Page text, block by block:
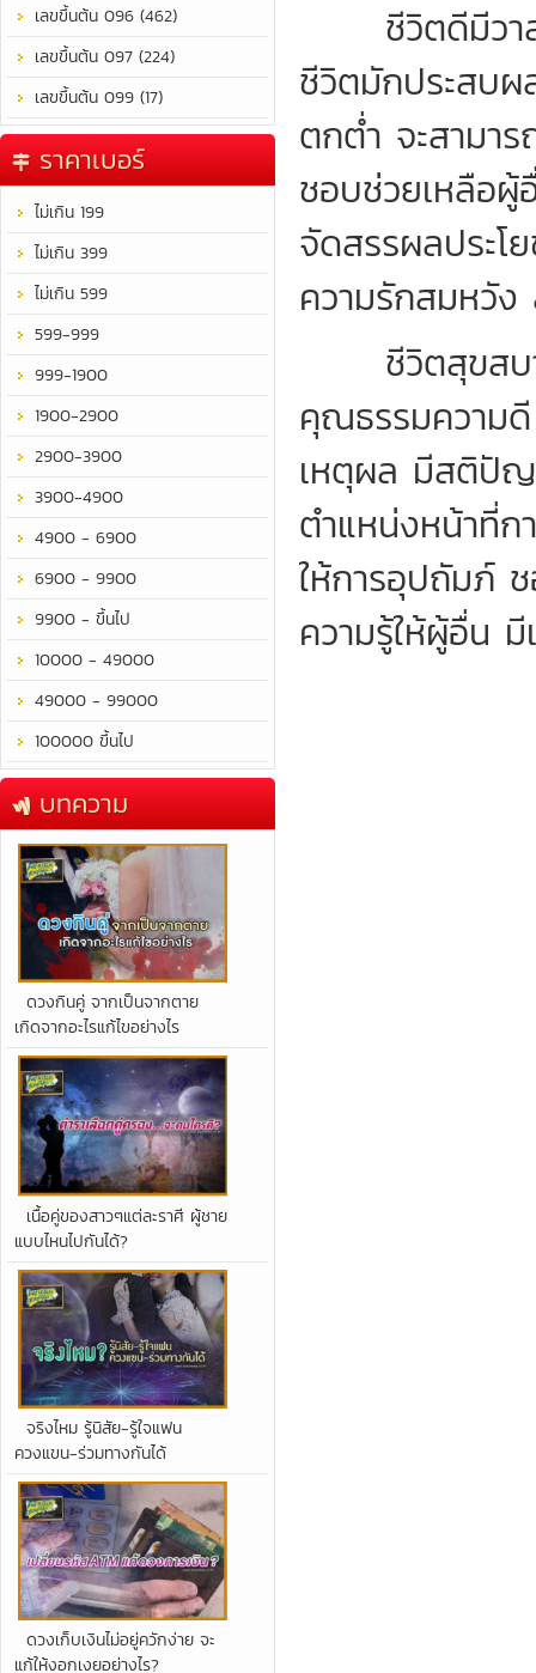
เลขขึ้นต้น 096 (462)
เลขขึ้นต้น 097 (224)
เลขขึ้นต้น 099 (17)
ราคาเบอร์
ไม่เกิน 199
ไม่เกิน 399
ไม่เกิน 599
599-999
999-1900
1900-2900
2900-3900
3900-4900
4900 - 6900
6900 - 9900
9900 - ขึ้นไป
10000 - 49000
49000 - 99000
100000 ขึ้นไป
บทความ
​ดวงกินคู่ จากเป็นจากตาย
เกิดจากอะไรแก้ไขอย่างไร
เนื้อคู่ของสาวๆแต่ละราศี ผู้ชาย
แบบไหนไปกันได้?
จริงไหม รู้นิสัย-รู้ใจแฟน
ควงแขน-ร่วมทางกันได้
ดวงเก็บเงินไม่อยู่ควักง่าย จะ
แก้ให้งอกเงยอย่างไร?
ชีวิตดีมีวาสน
ชีวิตมักประสบผ
ตกต่ำ จะสามา
ชอบช่วยเหลือผู้
จัดสรรผลประ
ความรักสมหวั
ชีวิตสุขสบาย
คุณธรรมความ
เหตุผล มีสติปัญ
ตำแหน่งหน้าที่ก
ให้การอุปถัมภ์
ความรู้ให้ผู้อื่น